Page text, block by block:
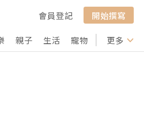
會員登記
開始撰寫
親子 生活 寵物 行山 打卡
更多